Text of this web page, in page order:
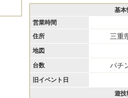
基本
営業時間
住所 三重
地図
台数 パチ
旧イベント日
遊技